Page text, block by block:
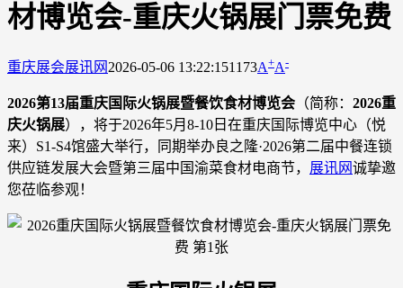
材博览会-重庆火锅展门票免费
重庆展会展讯网 2026-05-06 13:22:151173A+A-
2026第13届重庆国际火锅展暨餐饮食材博览会 （简称： 2026重
庆火锅展），将于2026年5月8-10日在重庆国际博览中心（悦
来）S1-S4馆盛大举行，同期举办良之隆·2026第二届中餐连锁
供应链发展大会暨第三届中国渝菜食材电商节， 展讯网诚挚邀
您莅临参观！